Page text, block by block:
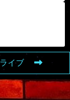
イブ